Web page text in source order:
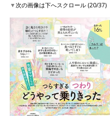
▼次の画像は下へスクロール (20/37)